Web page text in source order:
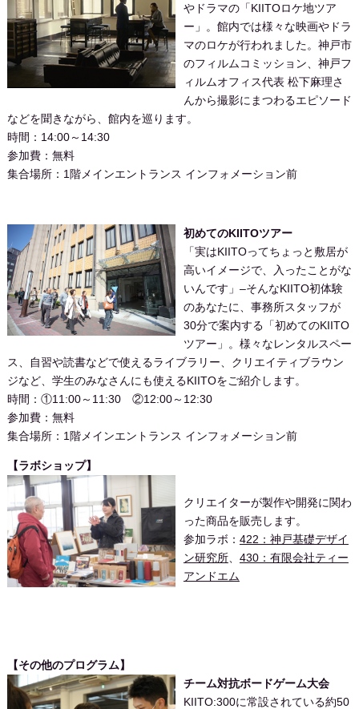
やドラマの「KIITOロケ地ツア
ー」。館内では様々な映画やドラ
マのロケが行われました。神戸市
のフィルムコミッション、神戸フ
ィルムオフィス代表 松下麻理さ
んから撮影にまつわるエピソード
などを聞きながら、館内を巡ります。
時間：14:00～14:30
参加費：無料
集合場所：1階メインエントランス インフォメーション前
初めてのKIITOツアー
「実はKIITOってちょっと敷居が
高いイメージで、入ったことがな
いんです」–そんなKIITO初体験
のあなたに、事務所スタッフが
30分で案内する「初めてのKIITO
ツアー」。様々なレンタルスペー
ス、自習や読書などで使えるライブラリー、クリエイティブラウン
ジなど、学生のみなさんにも使えるKIITOをご紹介します。
時間：①11:00～11:30 ②12:00～12:30
参加費：無料
集合場所：1階メインエントランス インフォメーション前
【ラボショップ】
クリエイターが製作や開発に関わ
った商品を販売します。
参加ラボ： 422：神戸基礎デザイ
ン研究所、 430：有限会社ティー
アンドエム
【その他のプログラム】
チーム対抗ボードゲーム大会
KIITO:300に常設されている約50